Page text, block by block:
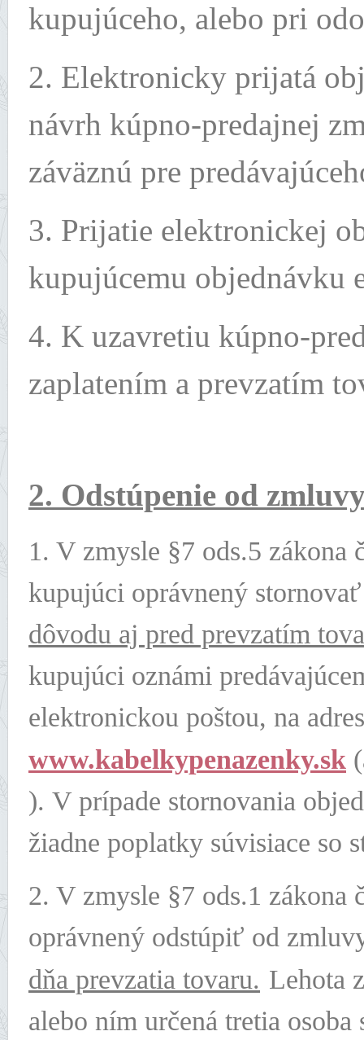
kupujúceho, alebo pri
2. Elektronicky prijatá
návrh kúpno-predajnej
záväznú pre
3. Prijatie elektronickej
kupujúcemu objednávku
4. K uzavretiu kúpno-
zaplatením a prevzatím
2. Odstúpenie od
1. V zmysle §7 ods.5 zákona
kupujúci oprávnený
dôvodu aj pred prevzatím
kupujúci oznámi
elektronickou poštou, na
www.kabelkypenazenky.sk
). V prípade stornovania
žiadne poplatky súvisiace so
2. V zmysle §7 ods.1
oprávnený odstúpiť od
dňa prevzatia tovaru. Lehota
alebo ním určená tretia